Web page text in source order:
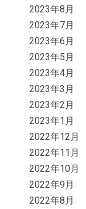
2023年8月
2023年7月
2023年6月
2023年5月
2023年4月
2023年3月
2023年2月
2023年1月
2022年12月
2022年11月
2022年10月
2022年9月
2022年8月